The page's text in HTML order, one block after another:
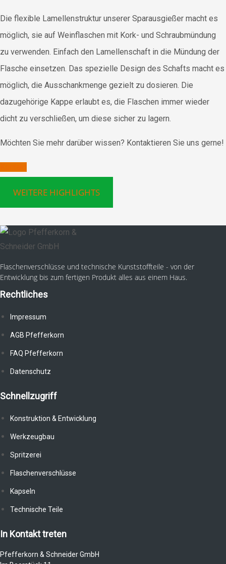
Die flexible Lamellenstruktur unserer Sparausgießer macht es
möglich, sie auf Weinflaschen mit Kork- und Schraubmündung
zu verwenden. Einfach den Lamellenschaft in die Mündung der
Flasche einsetzen. Das spezielle Design des Schafts macht es
möglich, die Ausschankmenge gezielt zu dosieren. Die
dazugehörige Kappe erlaubt es, die Flaschen immer wieder
dicht zu verschließen, um diese sicher zu lagern.
Möchten Sie mehr darüber wissen? Kontaktieren Sie uns gerne!
WEITERE HIGHLIGHTS
Flaschenverschlüsse und technische Kunststoffteile - von der
Entwicklung bis zum fertigen Produkt alles aus einem Haus.
Rechtliches
Impressum
AGB Pfefferkorn
FAQ Pfefferkorn
Datenschutz
Schnellzugriff
Konstruktion & Entwicklung
Werkzeugbau
Spritzerei
Flaschenverschlüsse
Kapseln
Technische Teile
In Kontakt treten
Pfefferkorn & Schneider GmbH